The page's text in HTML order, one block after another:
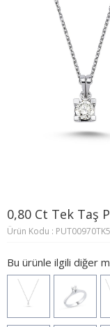
0,80 Ct Tek Taş
Ürün Kodu : PUT00970TK5
Bu ürünle ilgili diğer